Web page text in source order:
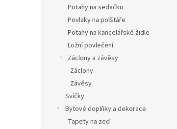
Potahy na sedačku
Povlaky na polštáře
Potahy na kancelářské židle
Ložní povlečení
Záclony a závěsy
Záclony
Závěsy
Svíčky
Bytové doplňky a dekorace
Tapety na zeď